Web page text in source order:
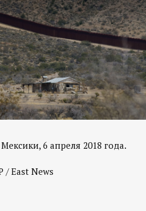
6 апреля 2018 года.
/ East News